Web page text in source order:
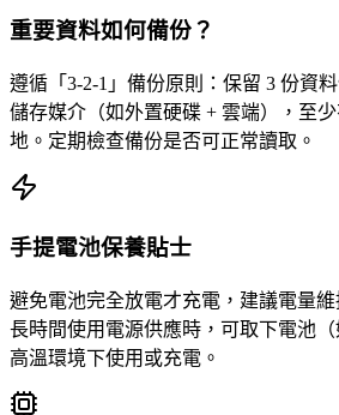
重要資料如何備份？
遵循「3-2-1」備份原則：保留 3 份資
儲存媒介（如外置硬碟 + 雲端），至
地。定期檢查備份是否可正常讀取。
手提電池保養貼士
避免電池完全放電才充電，建議電量維
長時間使用電源供應時，可取下電池
高溫環境下使用或充電。